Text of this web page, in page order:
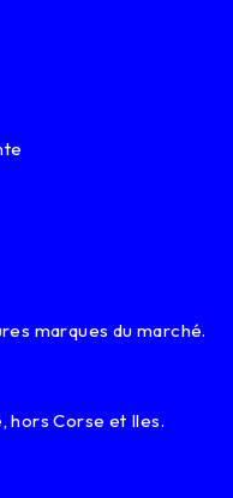
marques du marché.
hors Corse et Iles.